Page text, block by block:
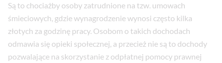
Są to chociażby osoby zatrudnione na tzw. umowach
śmieciowych, gdzie wynagrodzenie wynosi często kilka
złotych za godzinę pracy. Osobom o takich dochodach
odmawia się opieki społecznej, a przecież nie są to dochody
pozwalające na skorzystanie z odpłatnej pomocy prawnej